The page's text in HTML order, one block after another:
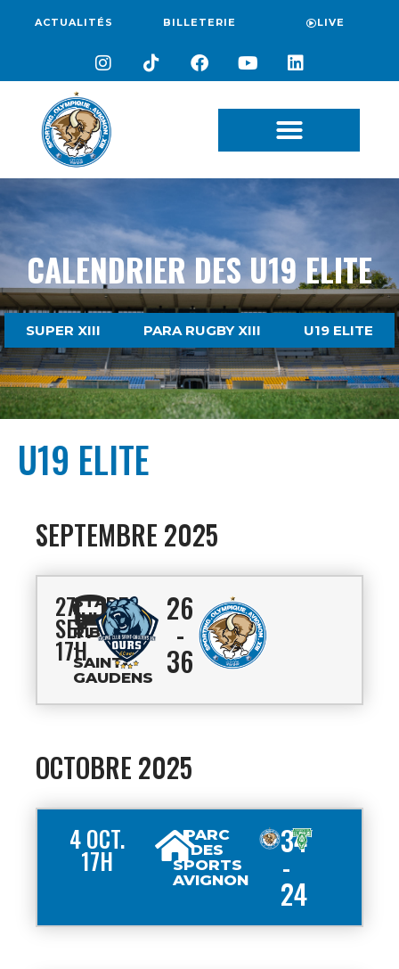
ACTUALITÉS BILLETERIE LIVE
CALENDRIER DES U19 ELITE
SUPER XIII PARA RUGBY XIII U19 ELITE
U19 ELITE
SEPTEMBRE 2025
27
SEP.
17H
STADE
JULES
RIBET
-
SAINT-
GAUDENS
26
-
36
OCTOBRE 2025
4 OCT.
17H
PARC
DES
SPORTS
AVIGNON
34
-
24